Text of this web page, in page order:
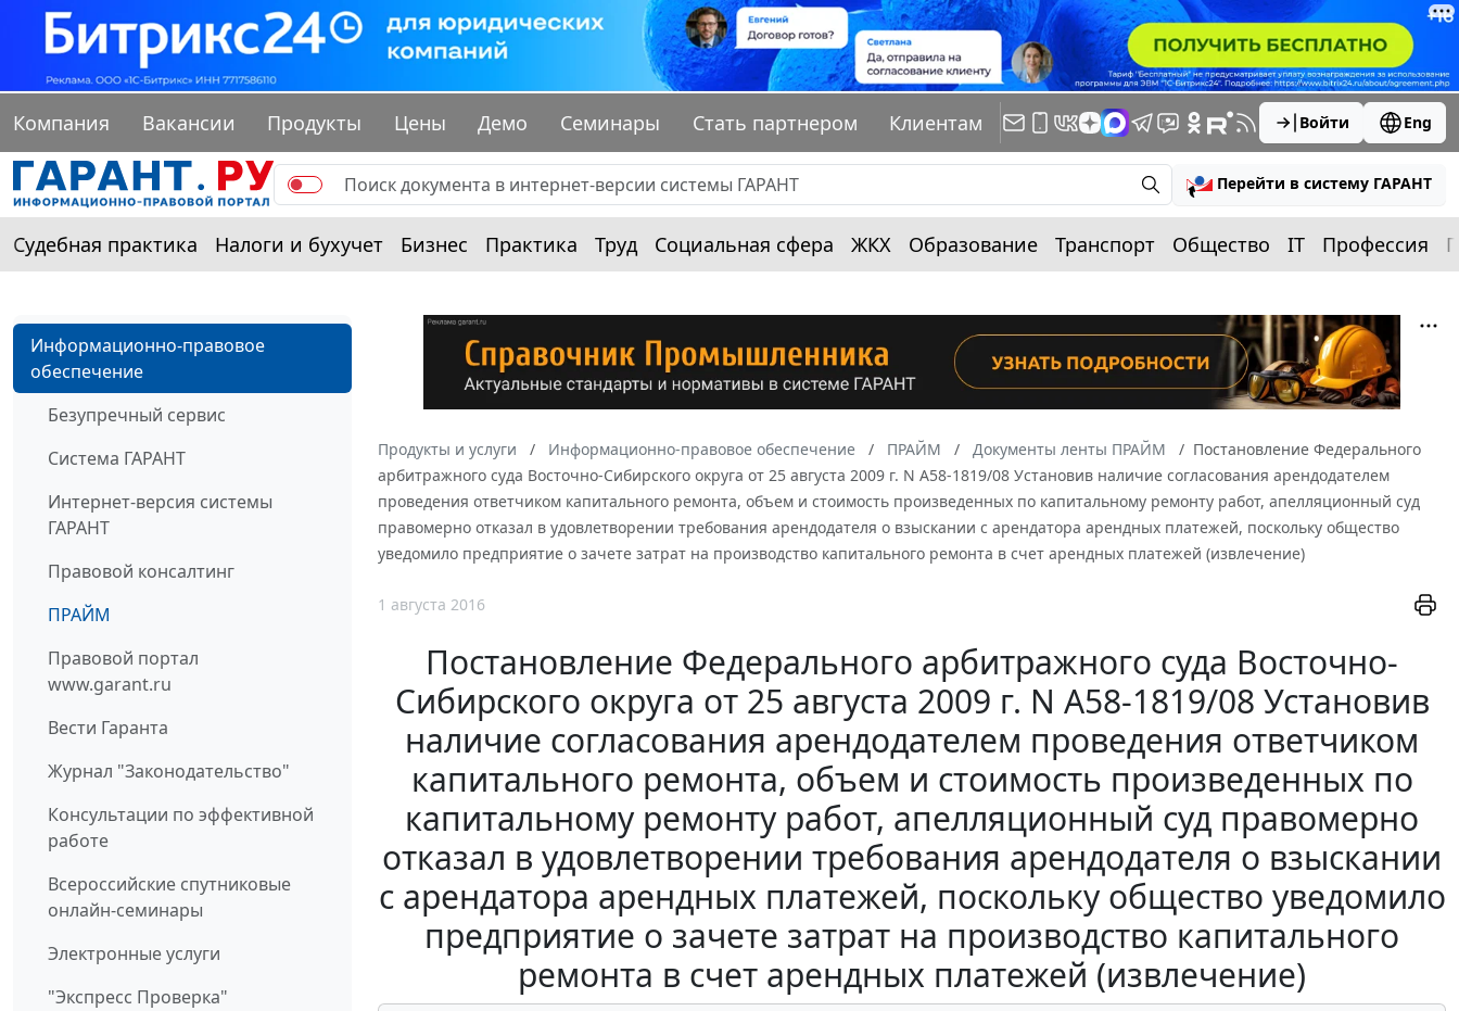
Компания Вакансии Продукты Цены Демо Семинары Стать партнером Клиентам Войти Eng
Перейти в систему ГАРАНТ
Судебная практика Налоги и бухучет Бизнес Практика Труд Социальная сфера ЖКХ Образование Транспорт Общество IT Профессия
Информационно-правовое
обеспечение
Безупречный сервис
Система ГАРАНТ
Интернет-версия системы
ГАРАНТ
Правовой консалтинг
ПРАЙМ
Правовой портал
www.garant.ru
Вести Гаранта
Журнал "Законодательство"
Консультации по эффективной
работе
Всероссийские спутниковые
онлайн-семинары
Электронные услуги
"Экспресс Проверка"
Продукты и услуги Информационно-правовое обеспечение ПРАЙМ Документы ленты ПРАЙМ
Постановление Федерального
арбитражного суда Восточно-Сибирского округа от 25 августа 2009 г. N А58-1819/08 Установив наличие согласования арендодателем
проведения ответчиком капитального ремонта, объем и стоимость произведенных по капитальному ремонту работ, апелляционный суд
правомерно отказал в удовлетворении требования арендодателя о взыскании с арендатора арендных платежей, поскольку общество
уведомило предприятие о зачете затрат на производство капитального ремонта в счет арендных платежей (извлечение)
1 августа 2016
Постановление Федерального арбитражного суда Восточно-
Сибирского округа от 25 августа 2009 г. N А58-1819/08 Установив
наличие согласования арендодателем проведения ответчиком
капитального ремонта, объем и стоимость произведенных по
капитальному ремонту работ, апелляционный суд правомерно
отказал в удовлетворении требования арендодателя о взыскании
с арендатора арендных платежей, поскольку общество уведомило
предприятие о зачете затрат на производство капитального
ремонта в счет арендных платежей (извлечение)